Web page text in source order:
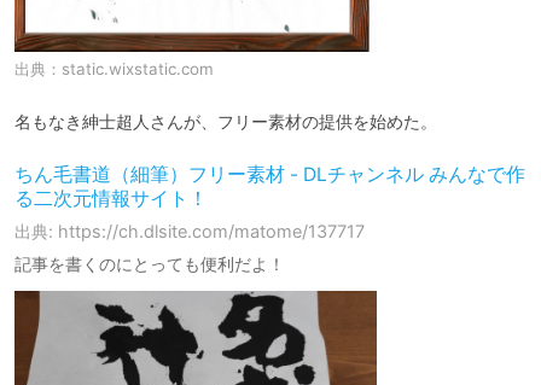
出典： static.wixstatic.com
名もなき紳士超人さんが、フリー素材の提供を始めた。
ちん毛書道（細筆）フリー素材 - DLチャンネル みんなで作
る二次元情報サイト！
出典: https://ch.dlsite.com/matome/137717
記事を書くのにとっても便利だよ！